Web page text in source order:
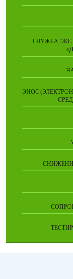
СЛУЖБА
ЭИОС